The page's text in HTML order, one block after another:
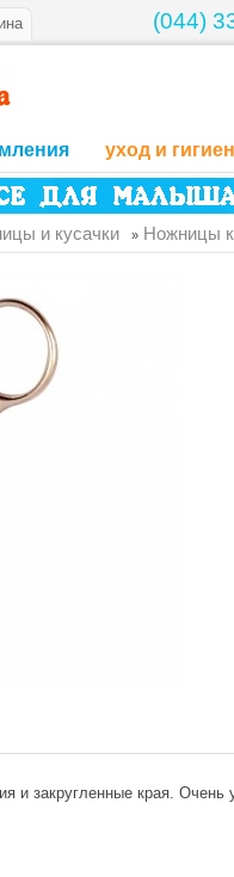
(044)
уход и
и кусачки » Ножницы
и закругленные края. Очень